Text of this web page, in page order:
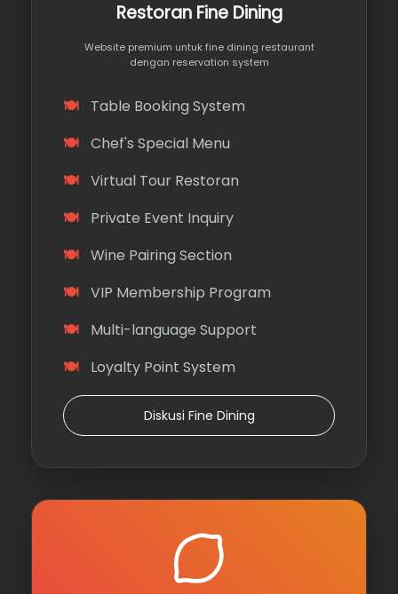
Restoran Fine Dining
Website premium untuk fine dining restaurant
dengan reservation system
Table Booking System
Chef's Special Menu
Virtual Tour Restoran
Private Event Inquiry
Wine Pairing Section
VIP Membership Program
Multi-language Support
Loyalty Point System
Diskusi Fine Dining